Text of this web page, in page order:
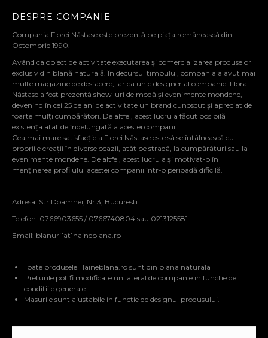
DESPRE COMPANIE
Compania Florei Năstase este prezentă pe piața românească din
Octombrie 1990.
Având ca obiect de activitate executarea și comercializarea produselor
exclusiv din blană naturală. În decursul timpului, compania a avut mai
multe magazine de desfacere, iar ca unic designer al companiei Flora
Năstase a fost prezentă show-uri de modă și evenimente mondene,
devenind în cei 25 de ani de activitate un brand cunoscut și apreciat de
foarte mulți cumpărători. De altfel, acest lucru a făcut posibilă
existența atât de îndelungată a acestei companii.
Cea mai mare satisfacție a Florei Năstase este să se întâlnească cu
propriile creații în diverse ocazii, atât pe stradă, la cumpărături sau la
evenimente mondene. De altfel, acest lucru a și motivat-o în
menținerea profilului acestei companii într-o perioadă dificilă.
Adresa: Str Doamnei, Nr 3, Bucuresti
Telefon: 0766903655 / 0766740804 sau 0213125581
Email: blanuri[at]haineblana.ro
Toate produsele Haineblana.ro sunt din blana naturala
Preturile pot fi modificate unilateral de companie in functie de
conditiile generale
Masurile sunt ajustabile in functie de designul produsului.